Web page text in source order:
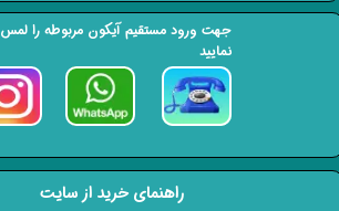
راهنمای خرید از سایت
جهت ورود مستقیم آیکون مربوطه را لمس
نمایید